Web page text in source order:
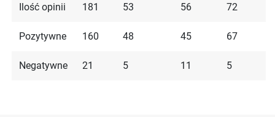
Ilość opinii 181 53 56 72
Pozytywne 160 48 45 67
Negatywne 21 5 11 5